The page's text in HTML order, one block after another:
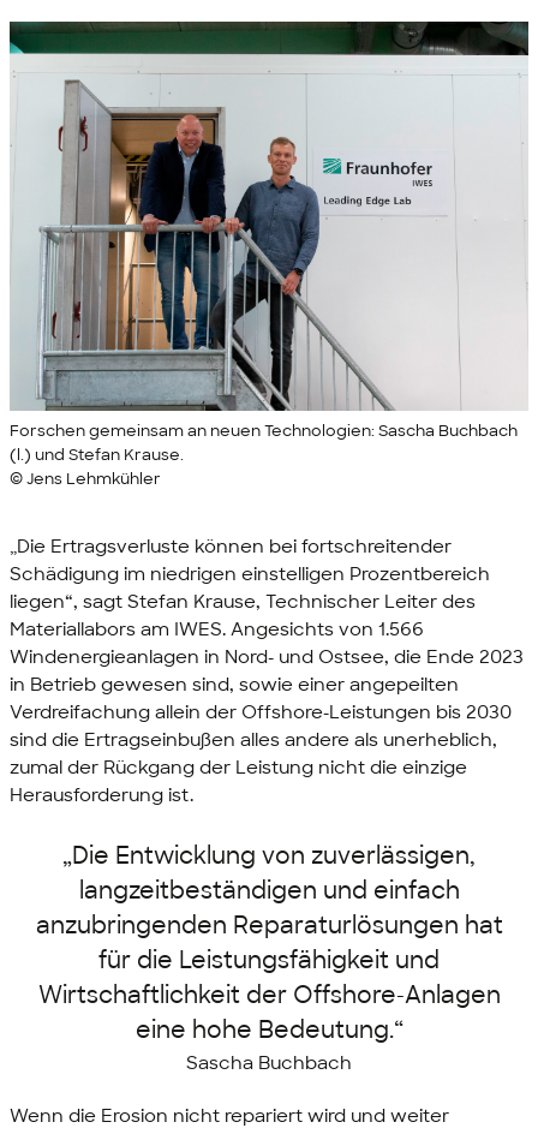
Forschen gemeinsam an neuen Technologien: Sascha Buchbach
(l.) und Stefan Krause.
© Jens Lehmkühler
„Die Ertragsverluste können bei fortschreitender
Schädigung im niedrigen einstelligen Prozentbereich
liegen“, sagt Stefan Krause, Technischer Leiter des
Materiallabors am IWES. Angesichts von 1.566
Windenergieanlagen in Nord- und Ostsee, die Ende 2023
in Betrieb gewesen sind, sowie einer angepeilten
Verdreifachung allein der Offshore-Leistungen bis 2030
sind die Ertragseinbußen alles andere als unerheblich,
zumal der Rückgang der Leistung nicht die einzige
Herausforderung ist.
„Die Entwicklung von zuverlässigen,
langzeitbeständigen und einfach
anzubringenden Reparaturlösungen hat
für die Leistungsfähigkeit und
Wirtschaftlichkeit der Offshore-Anlagen
eine hohe Bedeutung.“
Sascha Buchbach
Wenn die Erosion nicht repariert wird und weiter